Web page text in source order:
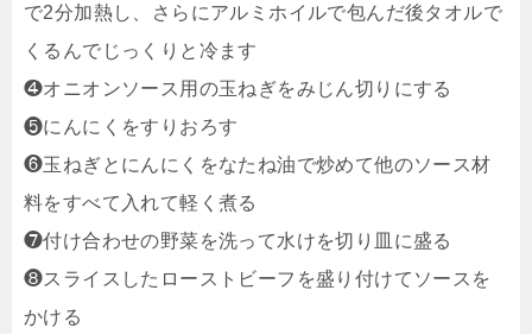
で2分加熱し、さらにアルミホイルで包んだ後タオルで
くるんでじっくりと冷ます
❹オニオンソース用の玉ねぎをみじん切りにする
❺にんにくをすりおろす
❻玉ねぎとにんにくをなたね油で炒めて他のソース材
料をすべて入れて軽く煮る
❼付け合わせの野菜を洗って水けを切り皿に盛る
❽スライスしたローストビーフを盛り付けてソースを
かける